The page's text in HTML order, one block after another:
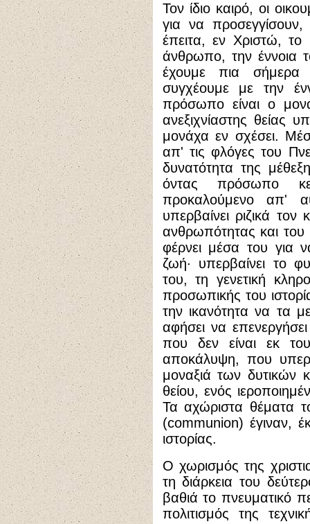
Τον ίδιο καιρό, οι
για να
έπειτα, εν Χριστώ, το
άνθρωπο, την έννοια
έχουμε πια σήμερα
συγχέουμε με την
πρόσωπο είναι ο
ανεξιχνίαστης θείας
μονάχα εν σχέσει.
απ' τις φλόγες του
δυνατότητα της
όντας πρόσωπο
προκαλούμενο απ'
υπερβαίνει ριζικά
ανθρωπότητας και
φέρνει μέσα του για
ζωή· υπερβαίνει το
του, τη γενετική
προσωπικής του
την ικανότητα να τα
αφήσει να
που δεν είναι εκ
αποκάλυψη, που
μοναξιά των δυτικών
θείου, ενός
Τα αχώριστα θέματα
(communion) έγιναν,
ιστορίας.
Ο χωρισμός της
τη διάρκεια του
βαθιά το πνευματικό
πολιτισμός της